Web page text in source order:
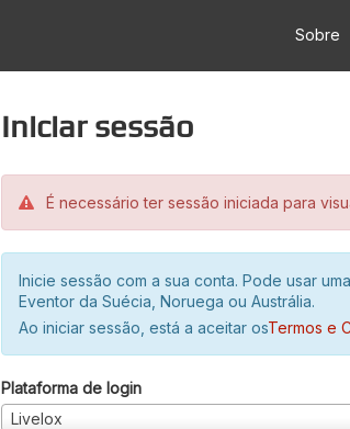
Sobre
Iniciar sessão
É necessário ter sessão iniciada para
Inicie sessão com a sua conta. Pode usar
Eventor da Suécia, Noruega ou Austrália.
Ao iniciar sessão, está a aceitar osTermos e
Plataforma de login
Livelox